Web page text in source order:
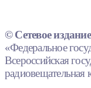
© Сетевое
«Федеральное
Всероссийская